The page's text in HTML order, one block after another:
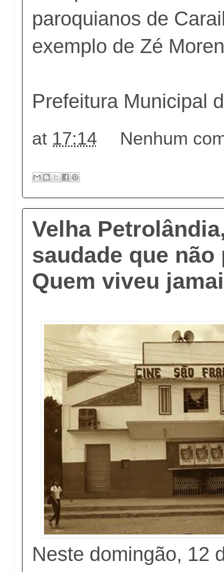
paroquianos de
exemplo de Zé
Prefeitura Municipal
at 17:14 Nenhum
Velha
saudade que não
Quem viveu
Neste domingão, 12